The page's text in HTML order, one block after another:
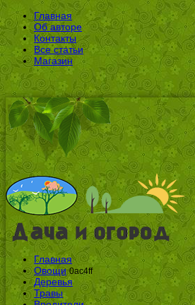
Главная
Об авторе
Контакты
Все статьи
Магазин
Главная
Овощи 0ac4ff
Деревья
Травы